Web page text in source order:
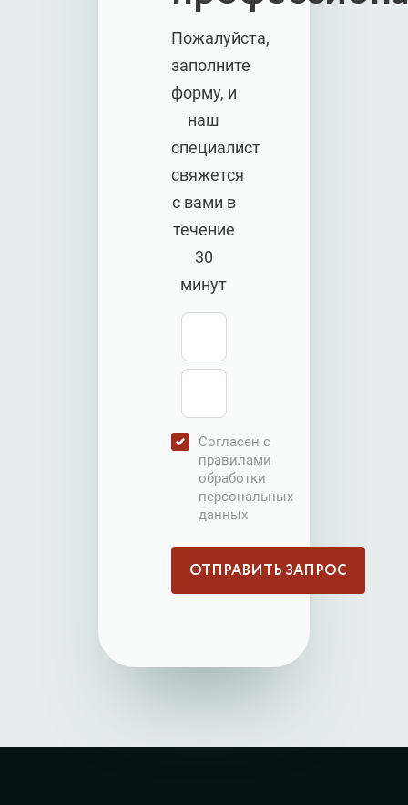
Пожалуйста,
заполните
форму, и
наш
специалист
свяжется
с вами в
течение
30
минут
Согласен с
правилами
обработки
персональных
данных